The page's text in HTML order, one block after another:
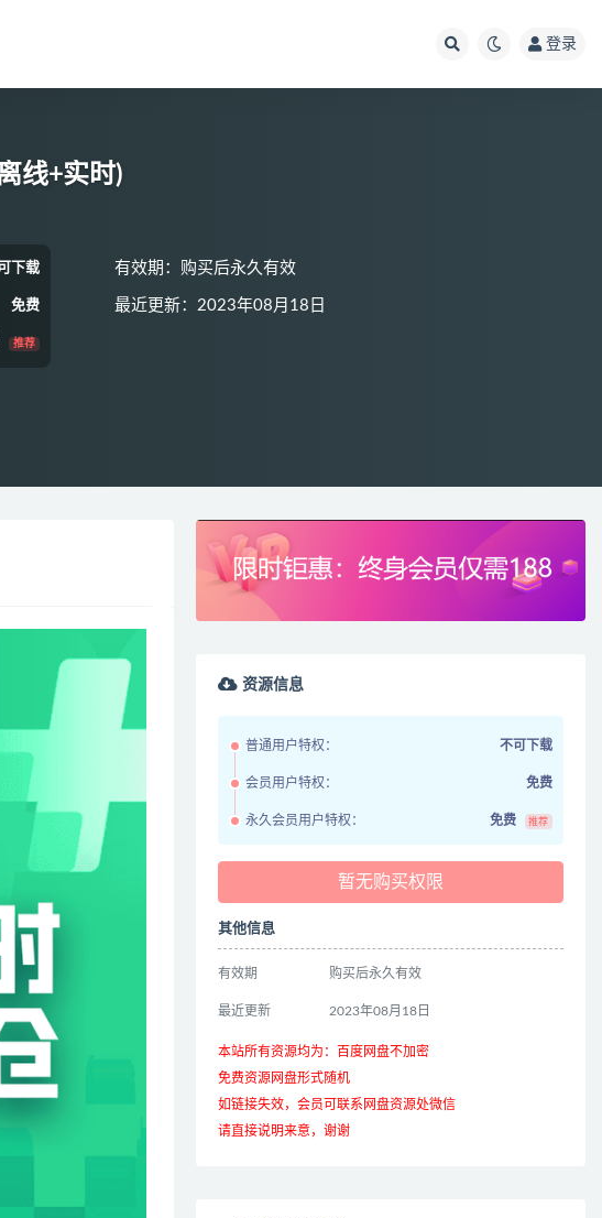
登录
线+实时)
下载
免费
推荐
有效期：购买后永久有效
最近更新：2023年08月18日
资源信息
普通用户特权： 不可下载
会员用户特权： 免费
永久会员用户特权： 免费 推荐
暂无购买权限
其他信息
有效期 购买后永久有效
最近更新 2023年08月18日
本站所有资源均为：百度网盘不加密
免费资源网盘形式随机
如链接失效，会员可联系网盘资源处微信
请直接说明来意，谢谢